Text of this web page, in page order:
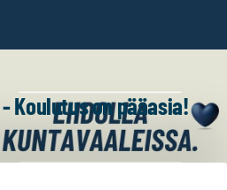
Koulutus on pääasia!